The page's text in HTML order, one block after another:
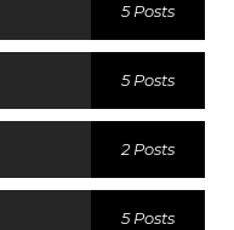
5 Posts
5 Posts
2 Posts
5 Posts